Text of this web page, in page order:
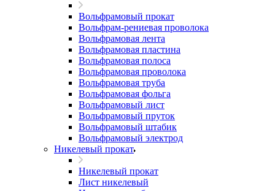
Вольфрамовый прокат
Вольфрам-рениевая проволока
Вольфрамовая лента
Вольфрамовая пластина
Вольфрамовая полоса
Вольфрамовая проволока
Вольфрамовая труба
Вольфрамовая фольга
Вольфрамовый лист
Вольфрамовый пруток
Вольфрамовый штабик
Вольфрамовый электрод
Никелевый прокат
Никелевый прокат
Лист никелевый